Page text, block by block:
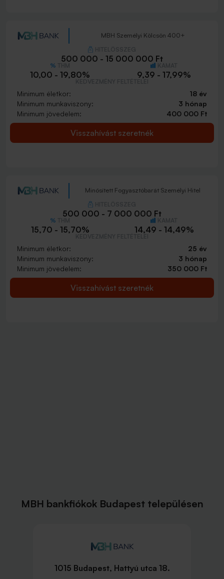
MBH Személyi Kölcsön 400+
500 000 - 15 000 000 Ft
10,00 - 19,80% 9,39 - 17,99%
Minimum életkor:
18 év
Minimum munkaviszony:
3 hónap
Minimum jövedelem:
400 000 Ft
Visszahívást szeretnék
Minősített Fogyasztóbarát Személyi Hitel
500 000 - 7 000 000 Ft
15,70 - 15,70% 14,49 - 14,49%
Minimum életkor:
25 év
Minimum munkaviszony:
3 hónap
Minimum jövedelem:
350 000 Ft
Visszahívást szeretnék
MBH bankfiókok Budapest településen
1015 Budapest, Hattyú utca 18.